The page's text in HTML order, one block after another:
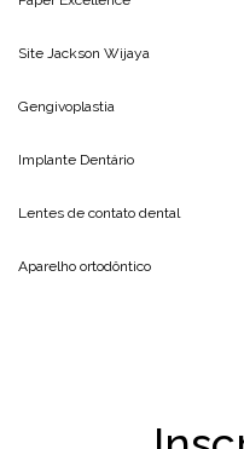
Site Jackson Wijaya
Gengivoplastia
Implante Dentário
Lentes de contato dental
Aparelho ortodôntico